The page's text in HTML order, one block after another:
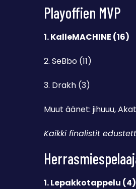
Playoffien MVP
1. KalleMACHINE (16)
2. SeBbo (11)
3. Drakh (3)
Muut äänet: jihuuu,
Kaikki finalistit
1. Lepakkotappelu (4)